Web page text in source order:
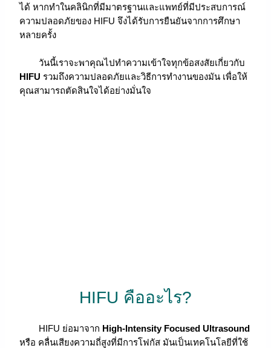
ได้ หากทำในคลินิกที่มีมาตรฐานและแพทย์ที่มีประสบการณ์
ความปลอดภัยของ HIFU จึงได้รับการยืนยันจากการศึกษา
หลายครั้ง
วันนี้เราจะพาคุณไปทำความเข้าใจทุกข้อสงสัยเกี่ยวกับ
HIFU รวมถึงความปลอดภัยและวิธีการทำงานของมัน เพื่อให้
คุณสามารถตัดสินใจได้อย่างมั่นใจ
HIFU คืออะไร?
HIFU ย่อมาจาก High-Intensity Focused Ultrasound
หรือ คลื่นเสียงความถี่สูงที่มีการโฟกัส มันเป็นเทคโนโลยีที่ใช้